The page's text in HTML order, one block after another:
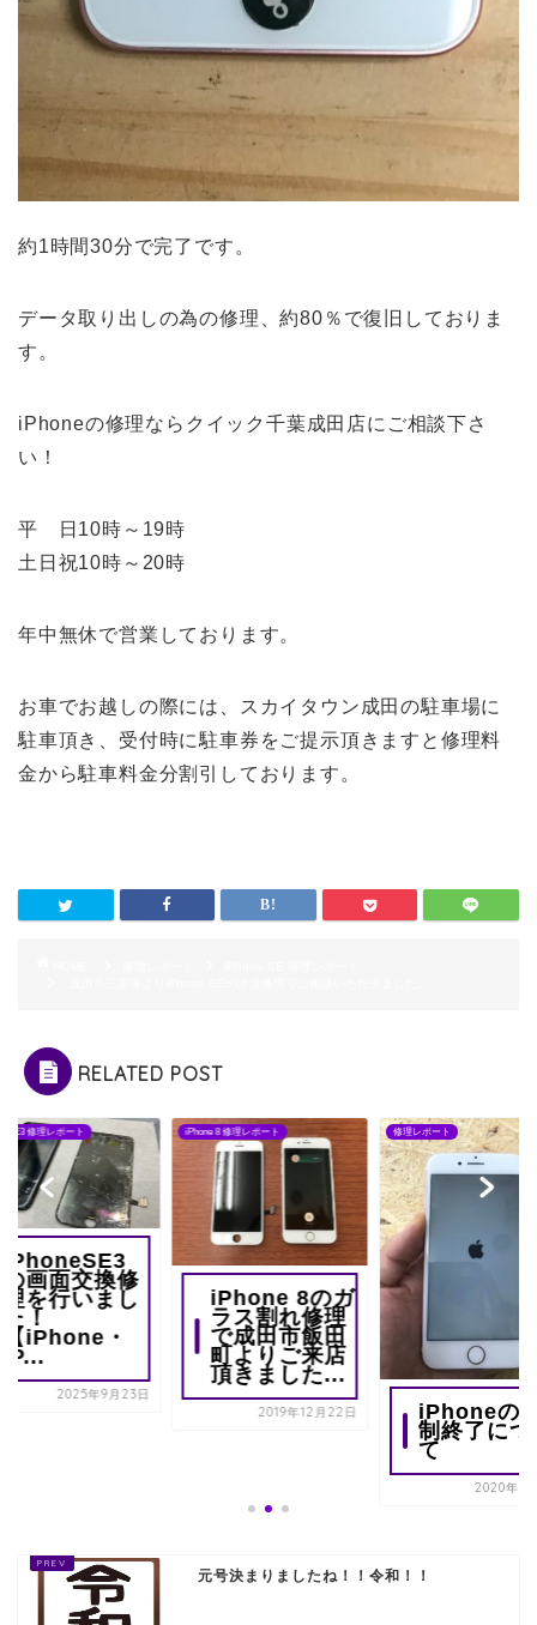
約1時間30分で完了です。
データ取り出しの為の修理、約80％で復旧しておりま
す。
iPhoneの修理ならクイック千葉成田店にご相談下さ
い！
平 日10時～19時
土日祝10時～20時
年中無休で営業しております。
お車でお越しの際には、スカイタウン成田の駐車場に
駐車頂き、受付時に駐車券をご提示頂きますと修理料
金から駐車料金分割引しております。
RELATED POST
SE3 修理レポート
iPhoneSE3
の画面交換修
理を行いまし
た！
【iPhone・
iP...
2025年9月23日
iPhone 8 修理レポート
iPhone 8のガ
ラス割れ修理
で成田市飯田
町よりご来店
頂きました...
2019年12月22日
修理レポート
iPhoneの
制終了につ
て
2020年3
元号決まりましたね！！令和！！